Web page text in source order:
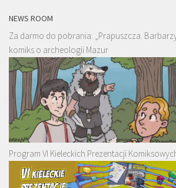
NEWS ROOM
Za darmo do pobrania: „Prapuszcza.
komiks o archeologii Mazur
Program VI Kieleckich Prezentacji